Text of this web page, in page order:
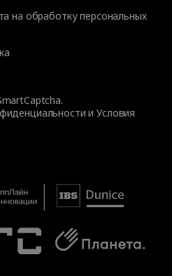
на обработку персональных
иУсловия